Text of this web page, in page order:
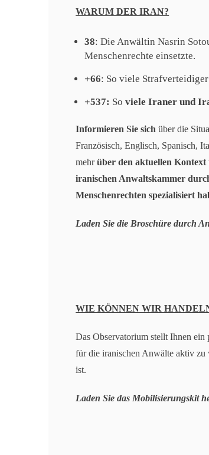
WARUM DER IRAN?
38: Die Anwältin Nasrin
Menschenrechte einsetzte.
+66: So viele
+537: Soviele Iraner und
Informieren Sie sichüber die
Französisch, Englisch, Spanisch,
mehrüber den aktuellen
iranischen Anwaltskammer
Menschenrechten spezialisiert
Laden Sie die Broschüre durch
WIE KÖNNEN WIR
Das Observatorium stellt Ihnen ein
für die iranischen Anwälte aktiv
ist.
Laden Sie das Mobilisierungskit